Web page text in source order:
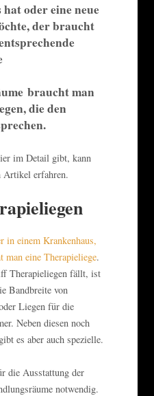
oder eine neue
der braucht
braucht man
die den
im Detail gibt, kann
Artikel erfahren.
in einem Krankenhaus,
man eine Therapieliege.
Therapieliegen fällt, ist
Bandbreite von
Liegen für die
Neben diesen noch
es aber auch spezielle.
die Ausstattung der
notwendig.